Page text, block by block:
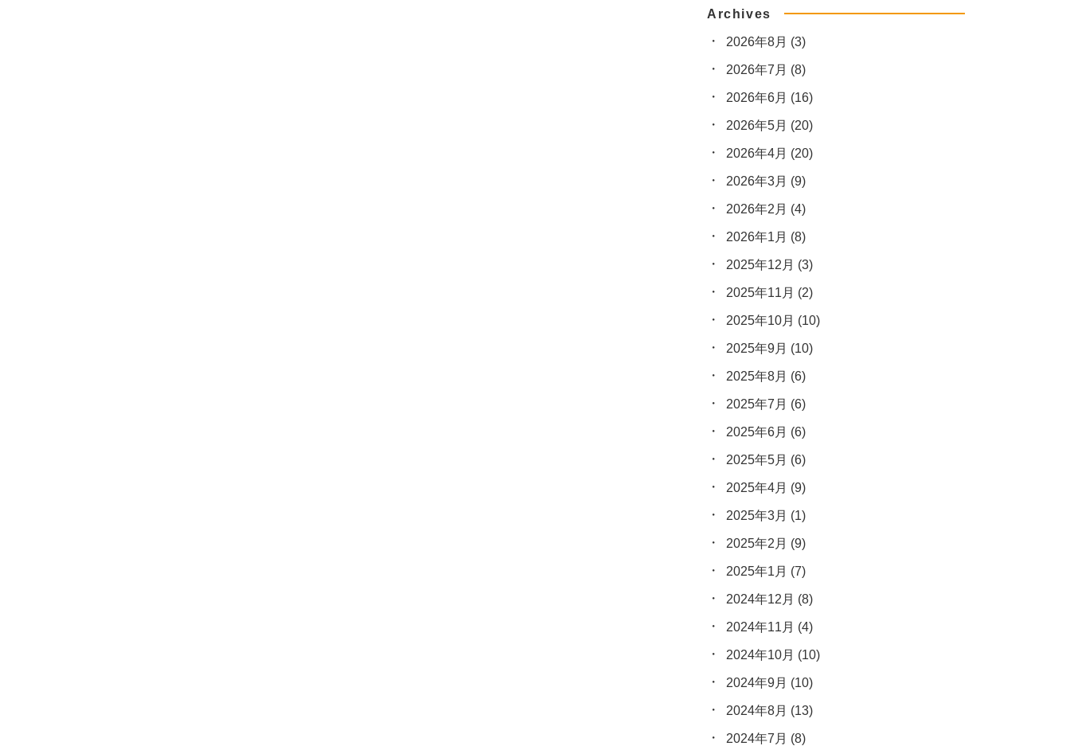
Archives
2026年8月 (3)
2026年7月 (8)
2026年6月 (16)
2026年5月 (20)
2026年4月 (20)
2026年3月 (9)
2026年2月 (4)
2026年1月 (8)
2025年12月 (3)
2025年11月 (2)
2025年10月 (10)
2025年9月 (10)
2025年8月 (6)
2025年7月 (6)
2025年6月 (6)
2025年5月 (6)
2025年4月 (9)
2025年3月 (1)
2025年2月 (9)
2025年1月 (7)
2024年12月 (8)
2024年11月 (4)
2024年10月 (10)
2024年9月 (10)
2024年8月 (13)
2024年7月 (8)